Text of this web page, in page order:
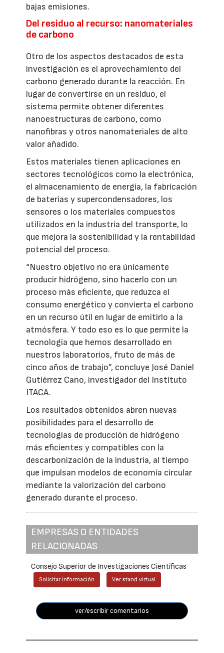
bajas emisiones.
Del residuo al recurso: nanomateriales
de carbono
Otro de los aspectos destacados de esta
investigación es el aprovechamiento del
carbono generado durante la reacción. En
lugar de convertirse en un residuo, el
sistema permite obtener diferentes
nanoestructuras de carbono, como
nanofibras y otros nanomateriales de alto
valor añadido.
Estos materiales tienen aplicaciones en
sectores tecnológicos como la electrónica,
el almacenamiento de energía, la fabricación
de baterías y supercondensadores, los
sensores o los materiales compuestos
utilizados en la industria del transporte, lo
que mejora la sostenibilidad y la rentabilidad
potencial del proceso.
“Nuestro objetivo no era únicamente
producir hidrógeno, sino hacerlo con un
proceso más eficiente, que reduzca el
consumo energético y convierta el carbono
en un recurso útil en lugar de emitirlo a la
atmósfera. Y todo eso es lo que permite la
tecnología que hemos desarrollado en
nuestros laboratorios, fruto de más de
cinco años de trabajo”, concluye José Daniel
Gutiérrez Cano, investigador del Instituto
ITACA.
Los resultados obtenidos abren nuevas
posibilidades para el desarrollo de
tecnologías de producción de hidrógeno
más eficientes y compatibles con la
descarbonización de la industria, al tiempo
que impulsan modelos de economía circular
mediante la valorización del carbono
generado durante el proceso.
EMPRESAS O ENTIDADES
RELACIONADAS
Consejo Superior de Investigaciones Científicas
Solicitar información Ver stand virtual
ver/escribir comentarios